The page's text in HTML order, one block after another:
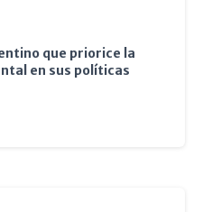
que priorice la
en sus políticas